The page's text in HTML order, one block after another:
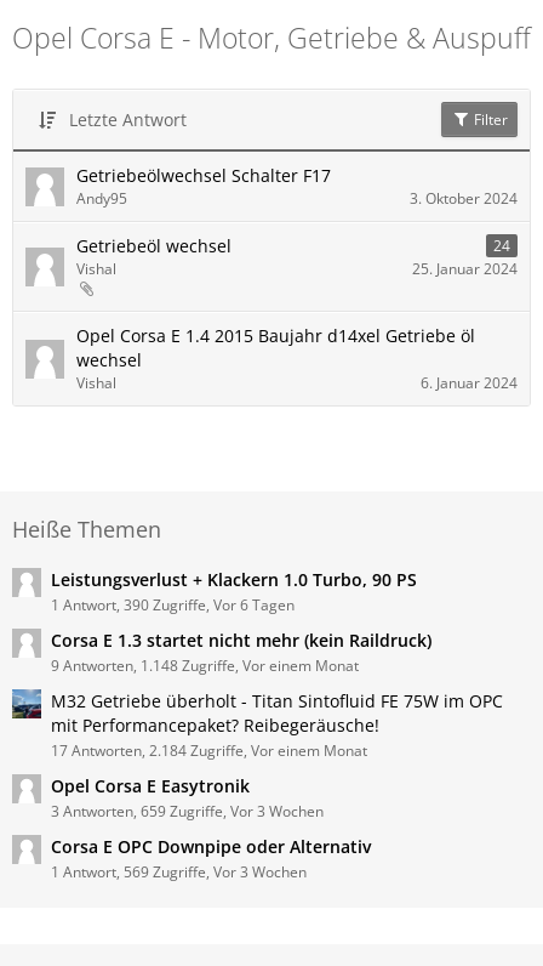
Opel Corsa E - Motor, Getriebe & Auspuff
Letzte Antwort Filter
Getriebeölwechsel Schalter F17
Andy95 3. Oktober 2024
Getriebeöl wechsel
24
Vishal
25. Januar 2024
Opel Corsa E 1.4 2015 Baujahr d14xel Getriebe öl
wechsel
Vishal 6. Januar 2024
Heiße Themen
Leistungsverlust + Klackern 1.0 Turbo, 90 PS
1 Antwort, 390 Zugriffe, Vor 6 Tagen
Corsa E 1.3 startet nicht mehr (kein Raildruck)
9 Antworten, 1.148 Zugriffe, Vor einem Monat
M32 Getriebe überholt - Titan Sintofluid FE 75W im OPC
mit Performancepaket? Reibegeräusche!
17 Antworten, 2.184 Zugriffe, Vor einem Monat
Opel Corsa E Easytronik
3 Antworten, 659 Zugriffe, Vor 3 Wochen
Corsa E OPC Downpipe oder Alternativ
1 Antwort, 569 Zugriffe, Vor 3 Wochen